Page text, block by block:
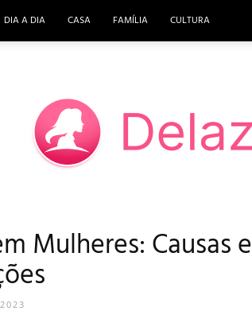
DIA A DIA CASA FAMÍLIA CULTURA
DELAZ
Mulheres: Causas e